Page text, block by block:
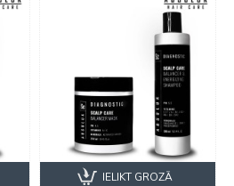
IELIKT GROZĀ